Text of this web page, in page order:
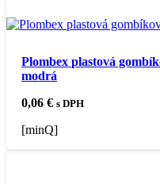
Plombex plastová
modrá
0,06€ s DPH
[minQ]